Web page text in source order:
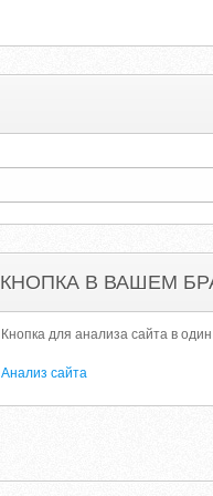
КНОПКА В ВАШЕМ
Кнопка для анализа сайта в
Анализ сайта